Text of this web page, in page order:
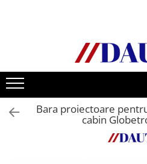
Bullbare, Suporti lumini camioane
Accesorii inox
DAF
CF Euro 6
Bara proiectoare
cabin